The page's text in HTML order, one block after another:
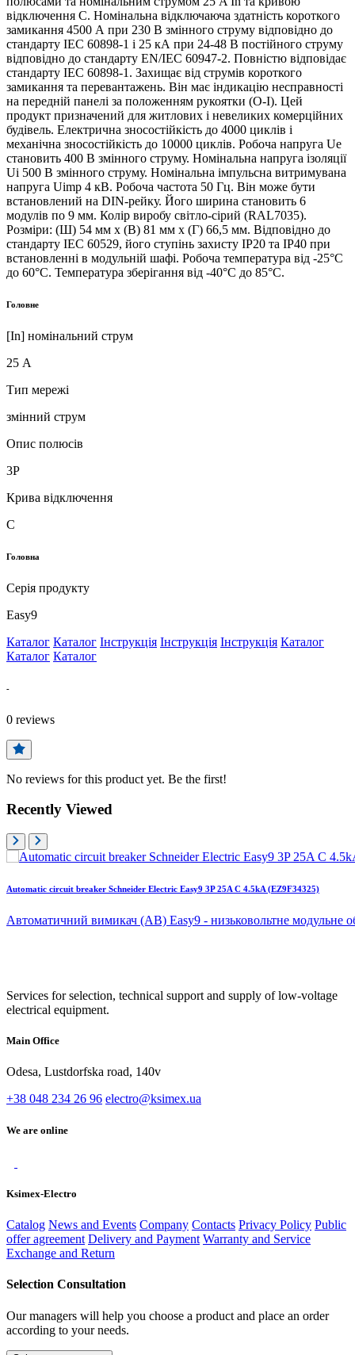
відключення C. Номінальна відключаюча здатність короткого
замикання 4500 А при 230 В змінного струму відповідно до
стандарту IEC 60898-1 і 25 кА при 24-48 В постійного струму
відповідно до стандарту EN/IEC 60947-2. Повністю відповідає
стандарту IEC 60898-1. Захищає від струмів короткого
замикання та перевантажень. Він має індикацію несправності
на передній панелі за положенням рукоятки (O-I). Цей
продукт призначений для житлових і невеликих комерційних
будівель. Електрична зносостійкість до 4000 циклів і
механічна зносостійкість до 10000 циклів. Робоча напруга Ue
становить 400 В змінного струму. Номінальна напруга ізоляції
Ui 500 В змінного струму. Номінальна імпульсна витримувана
напруга Uimp 4 кВ. Робоча частота 50 Гц. Він може бути
встановлений на DIN-рейку. Його ширина становить 6
модулів по 9 мм. Колір виробу світло-сірий (RAL7035).
Розміри: (Ш) 54 мм x (В) 81 мм x (Г) 66,5 мм. Відповідно до
стандарту IEC 60529, його ступінь захисту IP20 та IP40 при
встановленні в модульній шафі. Робоча температура від -25°C
до 60°C. Температура зберігання від -40°C до 85°C.
Головне
[In] номінальний струм
25 А
Тип мережі
змінний струм
Опис полюсів
3P
Крива відключення
C
Головна
Серія продукту
Easy9
Каталог Каталог Інструкція Інструкція Інструкція Каталог
Каталог Каталог
-
0 reviews
No reviews for this product yet. Be the first!
Recently Viewed
Automatic circuit breaker Schneider Electric Easy9 3P 25A C 4.5kA (EZ9F34325)
Автоматичний вимикач (АВ) Easy9 - низьковольтне
Services for selection, technical support and supply of low-voltage
electrical equipment.
Main Office
Odesa, Lustdorfska road, 140v
+38 048 234 26 96 electro@ksimex.ua
We are online
Ksimex-Electro
Catalog News and Events Company Contacts Privacy Policy Public
offer agreement Delivery and Payment Warranty and Service
Exchange and Return
Selection Consultation
Our managers will help you choose a product and place an order
according to your needs.